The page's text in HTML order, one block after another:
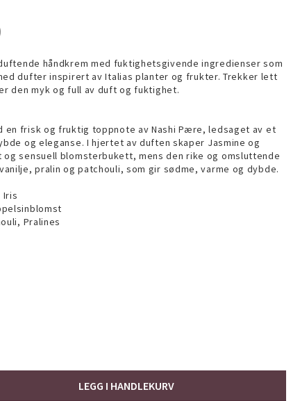
håndkrem med fuktighetsgivende ingredienser som
dufter inspirert av Italias planter og frukter. Trekker lett
den myk og full av duft og fuktighet.
en frisk og fruktig toppnote av Nashi Pære, ledsaget av et
og eleganse. I hjertet av duften skaper Jasmine og
sensuell blomsterbukett, mens den rike og omsluttende
pralin og patchouli, som gir sødme, varme og dybde.
Iris
Pralines
LEGG I HANDLEKURV